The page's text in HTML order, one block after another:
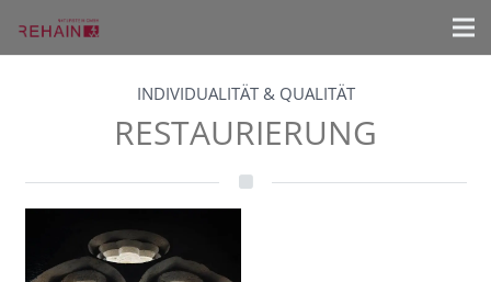
INDIVIDUALITÄT & QUALITÄT
RESTAURIERUNG